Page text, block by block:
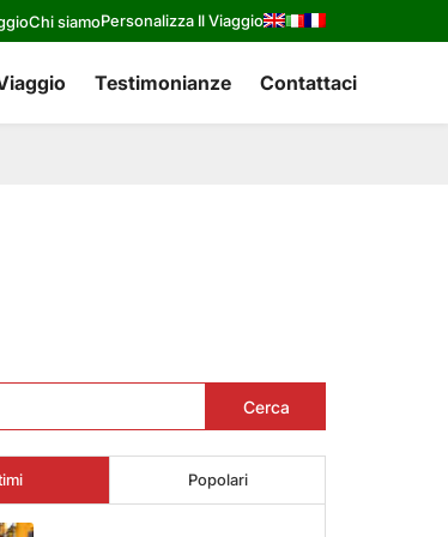
Chi siamoPersonalizza Il Viaggio
Testimonianze Contattaci
Popolari